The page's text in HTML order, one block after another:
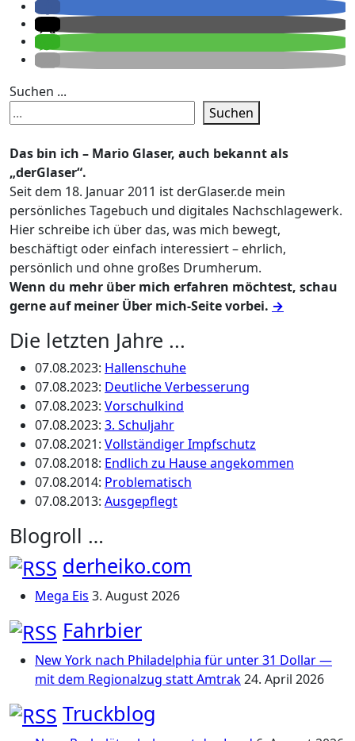
Suchen ...
Suchen
Das bin ich – Mario Glaser, auch bekannt als
„derGlaser“.
Seit dem 18. Januar 2011 ist derGlaser.de mein
persönliches Tagebuch und digitales Nachschlagewerk.
Hier schreibe ich über das, was mich bewegt,
beschäftigt oder einfach interessiert – ehrlich,
persönlich und ohne großes Drumherum.
Wenn du mehr über mich erfahren möchtest, schau
gerne auf meiner Über mich-Seite vorbei. →
Die letzten Jahre ...
07.08.2023: Hallenschuhe
07.08.2023: Deutliche Verbesserung
07.08.2023: Vorschulkind
07.08.2023: 3. Schuljahr
07.08.2021: Vollständiger Impfschutz
07.08.2018: Endlich zu Hause angekommen
07.08.2014: Problematisch
07.08.2013: Ausgepflegt
Blogroll …
derheiko.com
Mega Eis 3. August 2026
Fahrbier
New York nach Philadelphia für unter 31 Dollar —
mit dem Regionalzug statt Amtrak24. April 2026
Truckblog